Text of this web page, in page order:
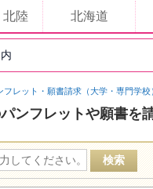
北陸 北海道
フレット・願書請求（大学・専門学校
ンフレットや願書を